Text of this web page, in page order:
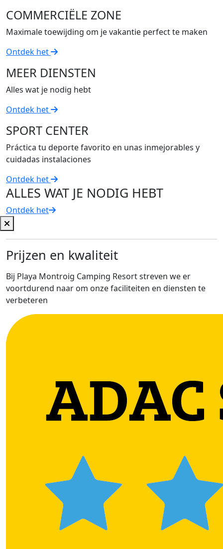
COMMERCIËLE ZONE
Maximale toewijding om je vakantie perfect te maken
Ontdek het
MEER DIENSTEN
Alles wat je nodig hebt
Ontdek het
SPORT CENTER
Práctica tu deporte favorito en unas inmejorables y
cuidadas instalaciones
Ontdek het
ALLES WAT JE NODIG HEBT
Ontdek het
Prijzen en kwaliteit
Bij Playa Montroig Camping Resort streven we er
voortdurend naar om onze faciliteiten en diensten te
verbeteren